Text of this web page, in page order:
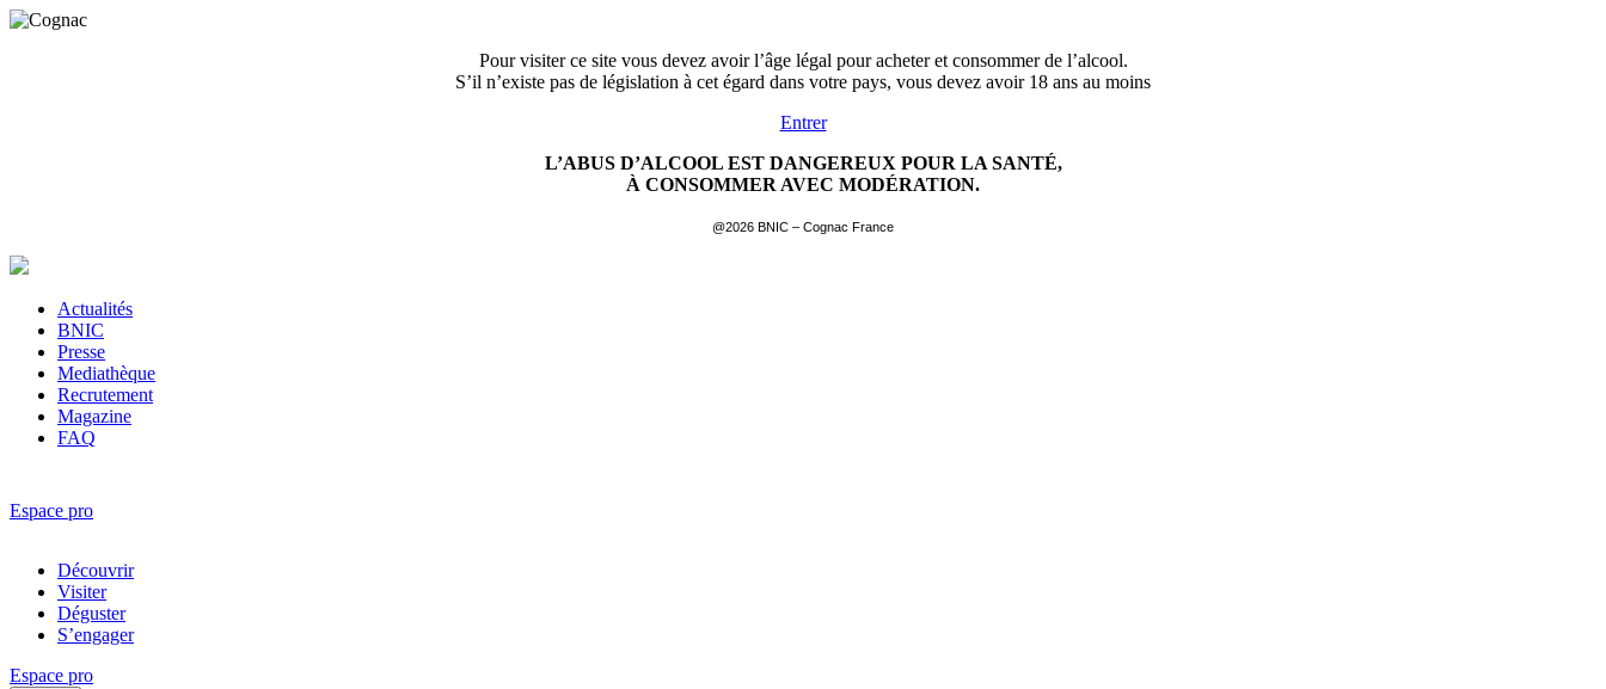
Pour visiter ce site vous devez avoir l’âge légal pour acheter et consommer de l’alcool.
S’il n’existe pas de législation à cet égard dans votre pays, vous devez avoir 18 ans au moins
Entrer
L’ABUS D’ALCOOL EST DANGEREUX POUR LA SANTÉ,
À CONSOMMER AVEC MODÉRATION.
@2026 BNIC – Cognac France
Actualités
BNIC
Presse
Mediathèque
Recrutement
Magazine
FAQ
Espace pro
Découvrir
Visiter
Déguster
S’engager
Espace pro